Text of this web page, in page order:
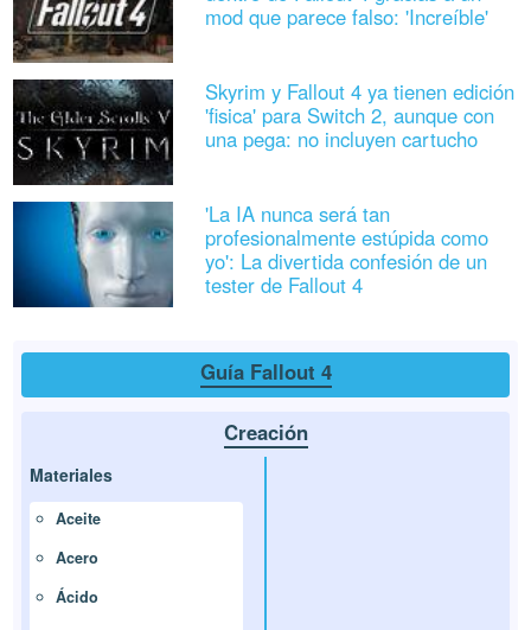
mod que parece falso: 'Increíble'
Skyrim y Fallout 4 ya tienen edición
'fisica' para Switch 2, aunque con
una pega: no incluyen cartucho
'La IA nunca será tan
profesionalmente estúpida como
yo': La divertida confesión de un
tester de Fallout 4
Guía Fallout 4
Creación
Materiales
Aceite
Acero
Ácido